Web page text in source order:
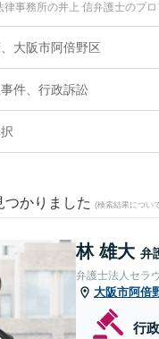
律事務所の井上 信弁護士のプ
談したい』『行政訴訟のトラ
お困りの相談者さんにおすすめ
大阪市阿倍野区
件、行政訴訟
つかりました (検索結果につい
林 雄大 弁
弁護士法人セラ
大阪市阿倍
行